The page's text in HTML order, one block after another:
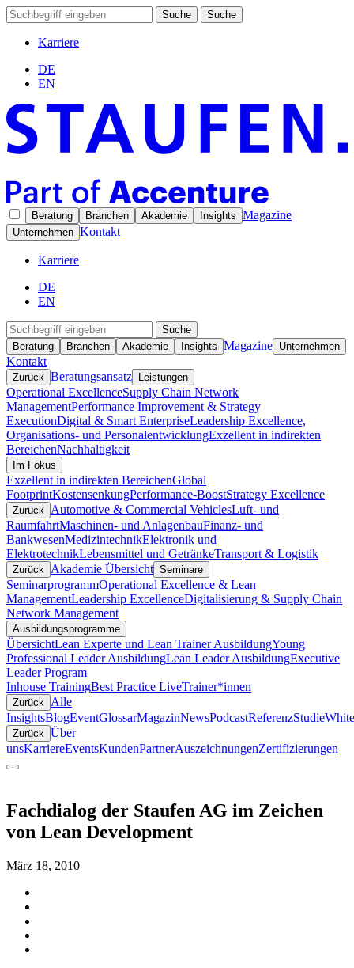
Suche Suche
Karriere
DE
EN
Beratung Branchen Akademie Insights Magazine
Unternehmen Kontakt
Karriere
DE
EN
Suche
Beratung
Branchen Akademie Insights Magazine Unternehmen
Kontakt
Zurück Beratungsansatz Leistungen
Operational ExcellenceSupply Chain Network
ManagementPerformance Improvement & Strategy
ExecutionDigital & Smart EnterpriseLeadership Excellence,
Organisations- und PersonalentwicklungExzellent in indirekten
BereichenNachhaltigkeit
Im Fokus
Exzellent in indirekten BereichenGlobal
FootprintKostensenkungPerformance-BoostStrategy Excellence
Zurück Automotive & Commercial VehiclesLuft- und
RaumfahrtMaschinen- und AnlagenbauFinanz- und
BankwesenMedizintechnikElektronik und
ElektrotechnikLebensmittel und GetränkeTransport & Logistik
Zurück Akademie Übersicht Seminare
SeminarprogrammOperational Excellence & Lean
ManagementLeadership ExcellenceDigitalisierung & Supply Chain
Network Management
Ausbildungsprogramme
ÜbersichtLean Experte und Lean Trainer AusbildungYoung
Professional Leader AusbildungLean Leader AusbildungExecutive
Leader Program
Inhouse TrainingBest Practice LiveTrainer*innen
Zurück
Alle
InsightsBlogEventGlossarMagazinNewsPodcastReferenzStudie
Zurück Über
unsKarriereEventsKundenPartnerAuszeichnungenZertifizierungen
Fachdialog der Staufen AG im Zeichen
von Lean Development
März 18, 2010